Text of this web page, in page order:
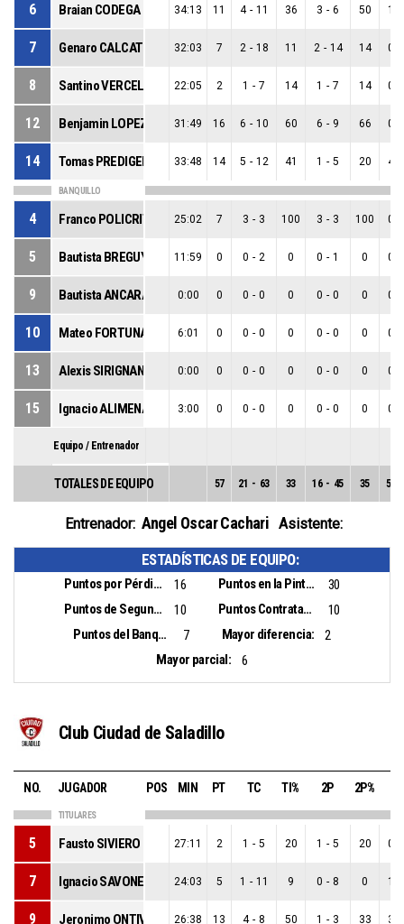
6 Braian CODEGA 34:13 11 4 - 11 36 3 - 6 50 1
7 Genaro CALCATERRA 32:03 7 2 - 18 11 2 - 14 14 0
8 Santino VERCELLI 22:05 2 1 - 7 14 1 - 7 14 0
12 Benjamin LOPEZ 31:49 16 6 - 10 60 6 - 9 66 0
14 Tomas PREDIGER 33:48 14 5 - 12 41 1 - 5 20 4
BANQUILLO
4 Franco POLICRITE 25:02 7 3 - 3 100 3 - 3 100 0
5 Bautista BREGUY 11:59 0 0 - 2 0 0 - 1 0 0
9 Bautista ANCARANI 0:00 0 0 - 0 0 0 - 0 0 0
10 Mateo FORTUNATO 6:01 0 0 - 0 0 0 - 0 0 0
13 Alexis SIRIGNANO 0:00 0 0 - 0 0 0 - 0 0 0
15 Ignacio ALIMENA 3:00 0 0 - 0 0 0 - 0 0 0
Equipo / Entrenador
TOTALES DE EQUIPO 57 21 - 63 33 16 - 45 35 5
Entrenador: Angel Oscar Cachari Asistente:
ESTADÍSTICAS DE EQUIPO:
Puntos por Pérdidas: 16 Puntos en la Pintura:
30
Puntos de Segunda Oportunidad:
10 Puntos Contrataque:
10
Puntos del Banquillo:
7 Mayor diferencia:
2
Mayor parcial:
6
Club Ciudad de Saladillo
NO. JUGADOR POS MIN PT TC TI% 2P 2P%
TITULARES
5 Fausto SIVIERO 27:11 2 1 - 5 20 1 - 5 20 0
7 Ignacio SAVONE 24:03 5 1 - 11 9 0 - 8 0 1
9 Jeronimo ONTIVERO 26:38 13 4 - 8 50 1 - 3 33 3